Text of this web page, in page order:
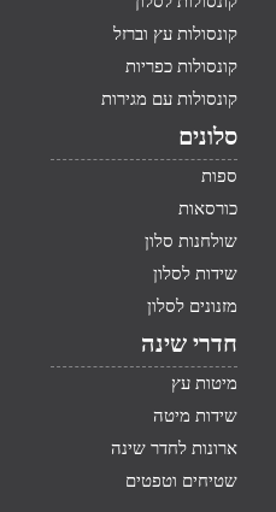
קונסולות עץ וברזל
קונסולות כפריות
קונסולות עם מגירות
סלונים
ספות
כורסאות
שולחנות סלון
שידות לסלון
מזנונים לסלון
חדרי שינה
מיטות עץ
שידות מיטה
ארונות לחדר שינה
שטיחים וטפטים